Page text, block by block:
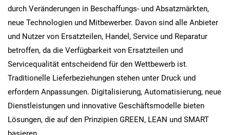
durch Veränderungen in Beschaffungs- und Absatzmärkten,
neue Technologien und Mitbewerber. Davon sind alle Anbieter
und Nutzer von Ersatzteilen, Handel, Service und Reparatur
betroffen, da die Verfügbarkeit von Ersatzteilen und
Servicequalität entscheidend für den Wettbewerb ist.
Traditionelle Lieferbeziehungen stehen unter Druck und
erfordern Anpassungen. Digitalisierung, Automatisierung, neue
Dienstleistungen und innovative Geschäftsmodelle bieten
Lösungen, die auf den Prinzipien GREEN, LEAN und SMART